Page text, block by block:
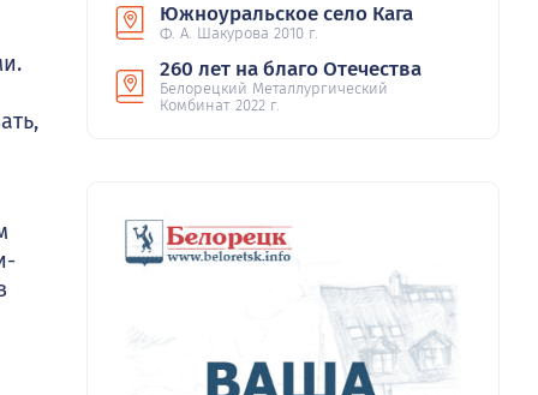
Южноуральское село Кага
Ф. А. Шакурова 2010 г.
260 лет на благо Отечества
Белорецкий Металлургический
Комбинат 2022 г.